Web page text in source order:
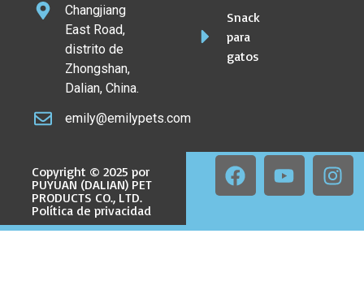
Changjiang
East Road,
distrito de
Zhongshan,
Dalian, China.
emily@emilypets.com
Snack
para
gatos
Copyright © 2025 por
PUYUAN (DALIAN) PET
PRODUCTS CO., LTD.
Política de privacidad